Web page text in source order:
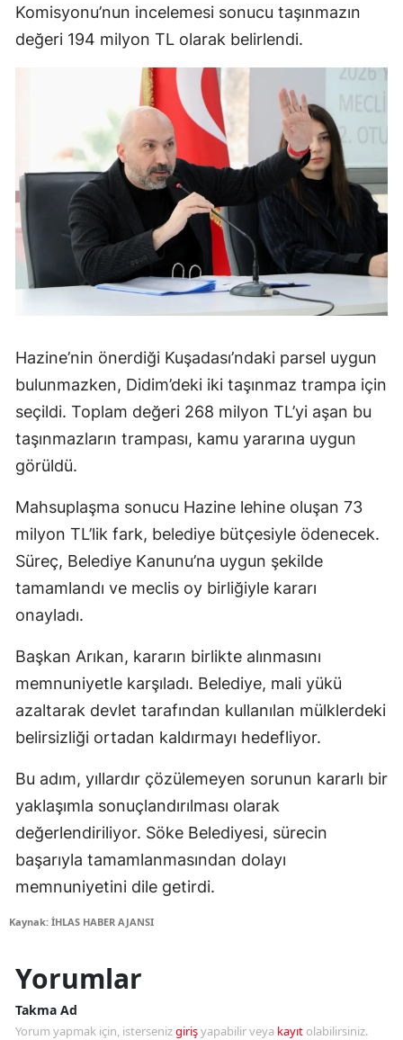
Komisyonu’nun incelemesi sonucu taşınmazın
değeri 194 milyon TL olarak belirlendi.
Hazine’nin önerdiği Kuşadası’ndaki parsel uygun
bulunmazken, Didim’deki iki taşınmaz trampa için
seçildi. Toplam değeri 268 milyon TL’yi aşan bu
taşınmazların trampası, kamu yararına uygun
görüldü.
Mahsuplaşma sonucu Hazine lehine oluşan 73
milyon TL’lik fark, belediye bütçesiyle ödenecek.
Süreç, Belediye Kanunu’na uygun şekilde
tamamlandı ve meclis oy birliğiyle kararı
onayladı.
Başkan Arıkan, kararın birlikte alınmasını
memnuniyetle karşıladı. Belediye, mali yükü
azaltarak devlet tarafından kullanılan mülklerdeki
belirsizliği ortadan kaldırmayı hedefliyor.
Bu adım, yıllardır çözülemeyen sorunun kararlı bir
yaklaşımla sonuçlandırılması olarak
değerlendiriliyor. Söke Belediyesi, sürecin
başarıyla tamamlanmasından dolayı
memnuniyetini dile getirdi.
Kaynak: İHLAS HABER AJANSI
Yorumlar
Takma Ad
Yorum yapmak için, istersenizgirişyapabilir veya kayıt olabilirsiniz.